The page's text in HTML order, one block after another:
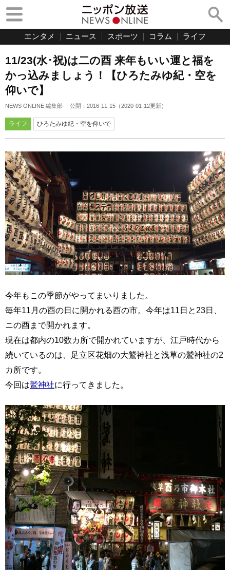
エンタメ ニュース スポーツ コラム ライフ
11/23(水･祝)は二の酉 来年もいい運と福を
かっ込みましょう！【ひろたみゆ紀・空を
仰いで】
NEWS ONLINE 編集部 公開： 2016-11-15 （2020-01-12更新）
ライフ ひろたみゆ紀・空を仰いで
今年もこの季節がやってまいりました。
毎年11月の酉の日に開かれる酉の市。今年は11日と23日、
ニの酉まで開かれます。
現在は都内の10数カ所で開かれていますが、江戸時代から
続いているのは、足立区花畑の大鷲神社と浅草の鷲神社の2
カ所です。
今回は鷲神社に行ってきました。